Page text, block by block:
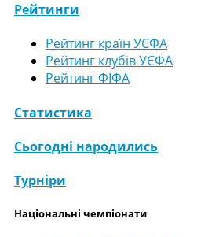
Рейтинги
Рейтинг країн УЄФА
Рейтинг клубів УЄФА
Рейтинг ФІФА
Статистика
Сьогодні народились
Турніри
Національні чемпіонати